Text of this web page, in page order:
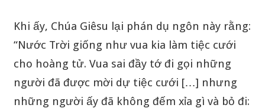
Khi ấy, Chúa Giêsu lại phán dụ ngôn này rằng:
“Nước Trời giống như vua kia làm tiệc cưới
cho hoàng tử. Vua sai đầy tớ đi gọi những
người đã được mời dự tiệc cưới […] nhưng
những người ấy đã không đếm xỉa gì và bỏ đi: